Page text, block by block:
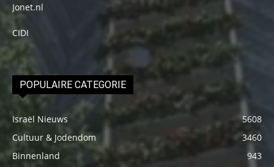
Jonet.nl
CIDI
POPULAIRE CATEGORIE
Israël Nieuws
5608
Cultuur & Jodendom
3460
Binnenland
943